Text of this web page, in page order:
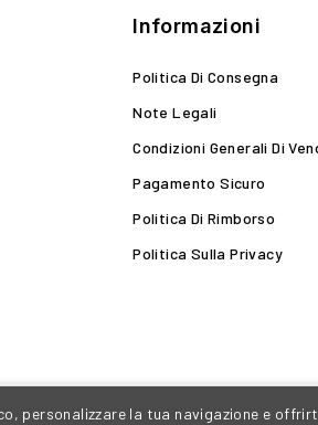
Informazioni
Politica Di Consegna
Note Legali
Condizioni Generali Di
Pagamento Sicuro
Politica Di Rimborso
Politica Sulla Privacy
personalizzare la tua navigazione e